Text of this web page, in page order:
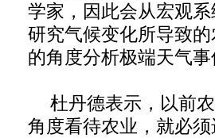
学家，因此会从宏观
研究气候变化所导致
的角度分析极端天气
杜丹德表示，以前
角度看待农业，就必